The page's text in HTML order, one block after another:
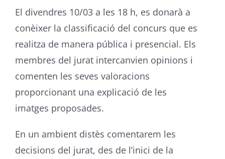
El divendres 10/03 a les 18 h, es donarà a
conèixer la classificació del concurs que es
realitza de manera pública i presencial. Els
membres del jurat intercanvien opinions i
comenten les seves valoracions
proporcionant una explicació de les
imatges proposades.
En un ambient distès comentarem les
decisions del jurat, des de l’inici de la